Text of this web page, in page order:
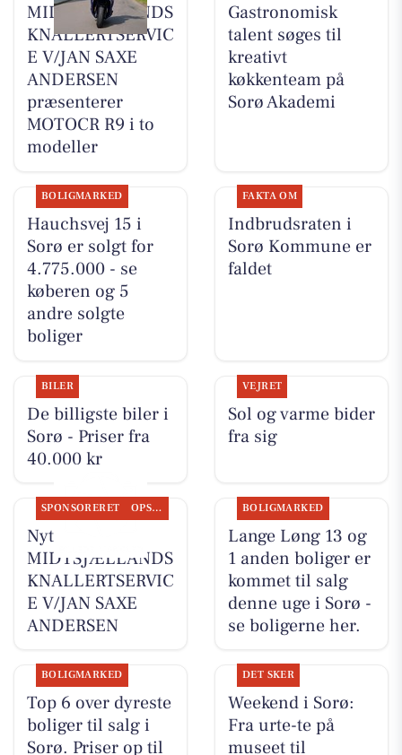
MIDTSJÆLLANDS
KNALLERTSERVIC
E V/JAN SAXE
ANDERSEN
præsenterer
MOTOCR R9 i to
modeller
Gastronomisk
talent søges til
kreativt
køkkenteam på
Sorø Akademi
BOLIGMARKED
Hauchsvej 15 i
Sorø er solgt for
4.775.000 - se
køberen og 5
andre solgte
boliger
FAKTA OM
Indbrudsraten i
Sorø Kommune er
faldet
BILER
De billigste biler i
Sorø - Priser fra
40.000 kr
VEJRET
Sol og varme bider
fra sig
SPONSORERET OPSLAGSTAVLEN
Nyt fra
MIDTSJÆLLANDS
KNALLERTSERVIC
E V/JAN SAXE
ANDERSEN
BOLIGMARKED
Lange Løng 13 og
1 anden boliger er
kommet til salg
denne uge i Sorø -
se boligerne her.
BOLIGMARKED
Top 6 over dyreste
boliger til salg i
Sorø. Priser op til
DET SKER
Weekend i Sorø:
Fra urte-te på
museet til